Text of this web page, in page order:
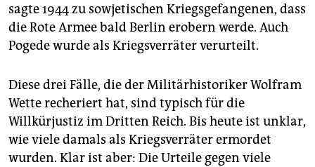
sagte 1944 zu sowjetischen Kriegsgefangenen, dass
die Rote Armee bald Berlin erobern werde. Auch
Pogede wurde als Kriegsverräter verurteilt.
Diese drei Fälle, die der Militärhistoriker Wolfram
Wette recheriert hat, sind typisch für die
Willkürjustiz im Dritten Reich. Bis heute ist unklar,
wie viele damals als Kriegsverräter ermordet
wurden. Klar ist aber: Die Urteile gegen viele